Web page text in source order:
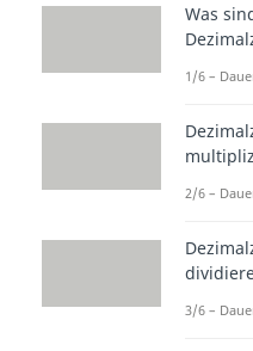
Was
1/6 –
2/6 –
3/6 –